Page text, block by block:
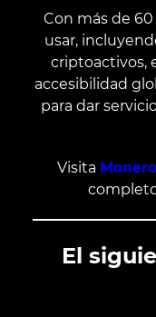
Con más de
usar,
criptoactivos,
accesibilidad
para dar
Visita
El